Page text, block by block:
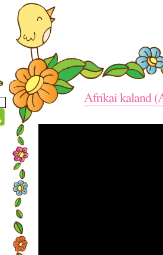
Afrikai kaland